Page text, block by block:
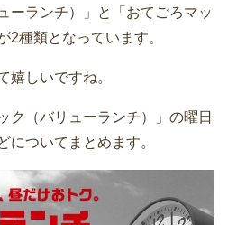
ーランチ）」と「おてごろマッ
2種類となっています。
嬉しいですね。
ク（バリューランチ）」の曜日
についてまとめます。